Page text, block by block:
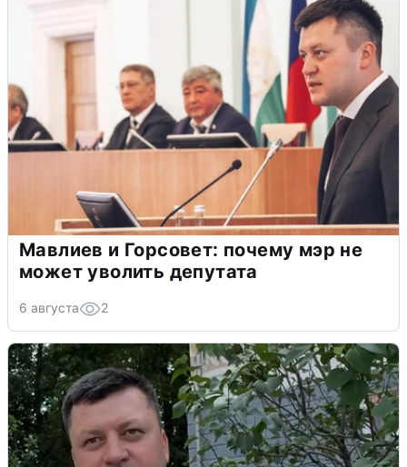
Мавлиев и Горсовет: почему мэр не
может уволить депутата
6 августа 2